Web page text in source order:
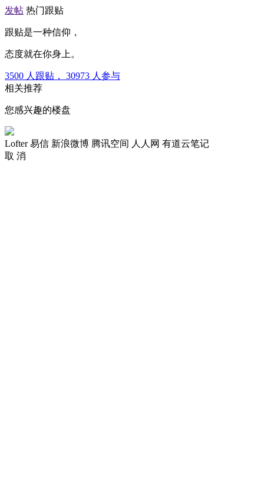
发帖 热门跟贴
跟贴是一种信仰，
态度就在你身上。
3500 人跟贴， 30973 人参与
相关推荐
您感兴趣的楼盘
Lofter 易信 新浪微博 腾讯空间 人人网 有道云笔记
取 消